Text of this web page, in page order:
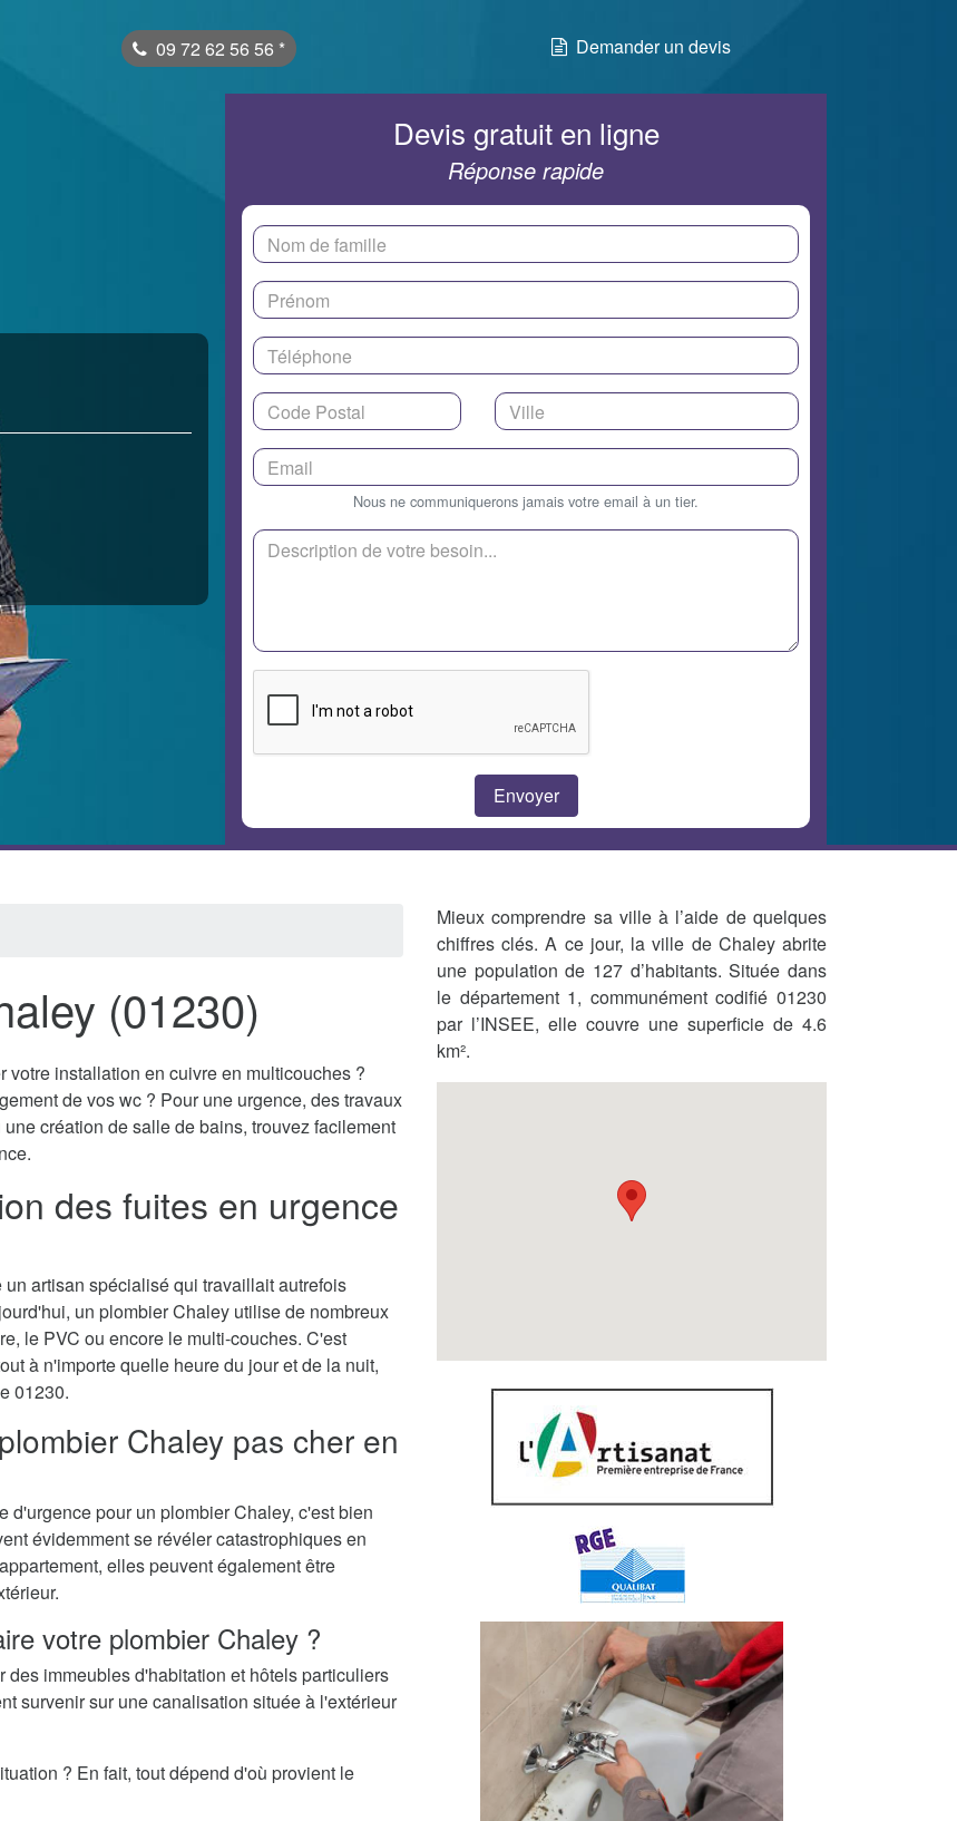
09 72 62 56 56 * Demander un devis
Devis gratuit en ligne
Réponse rapide
Nous ne communiquerons jamais votre email à un tier.
(01230)
installation en cuivre en multicouches ?
de vos wc ? Pour une urgence, des travaux
création de salle de bains, trouvez facilement
des fuites en urgence
artisan spécialisé qui travaillait autrefois
un plombier Chaley utilise de nombreux
le PVC ou encore le multi-couches. C'est
à n'importe quelle heure du jour et de la nuit,
01230.
Chaley pas cher en
d'urgence pour un plombier Chaley, c'est bien
évidemment se révéler catastrophiques en
elles peuvent également être
votre plombier Chaley ?
immeubles d'habitation et hôtels particuliers
survenir sur une canalisation située à l'extérieur
? En fait, tout dépend d'où provient le
Mieux comprendre sa ville à l’aide de quelques
chiffres clés. A ce jour, la ville de Chaley abrite
une population de 127 d’habitants. Située dans
le département 1, communément codifié 01230
par l’INSEE, elle couvre une superficie de 4.6
km².